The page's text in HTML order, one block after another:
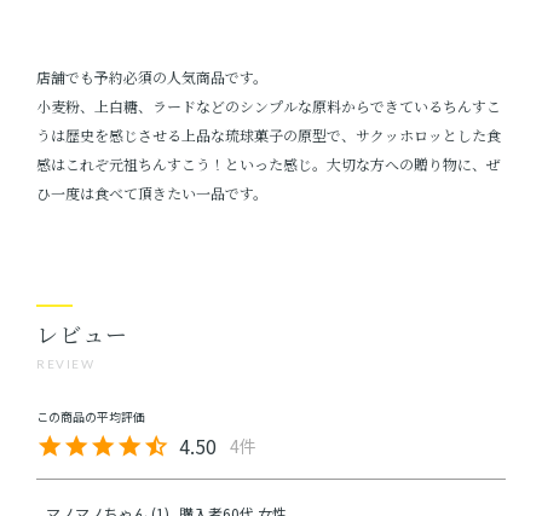
店舗でも予約必須の人気商品です。
小麦粉、上白糖、ラードなどのシンプルな原料からできているちんすこ
うは歴史を感じさせる上品な琉球菓子の原型で、サクッホロッとした食
感はこれぞ元祖ちんすこう！といった感じ。大切な方への贈り物に、ぜ
ひ一度は食べて頂きたい一品です。
REVIEW
レビュー
4.50 4